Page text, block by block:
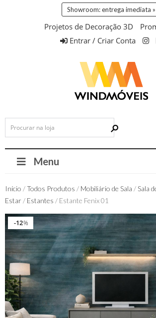
Showroom: entrega imediata »
Projetos de Decoração 3D
Entrar / Criar Conta
Menu
Início /Todos Produtos / Mobiliário de Sala / Sala
Estar/ Estantes / Estante Fenix 01
%
12
Entrega 72h
%
12